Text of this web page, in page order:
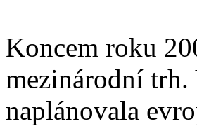
Koncem roku
mezinárodní
naplánovala